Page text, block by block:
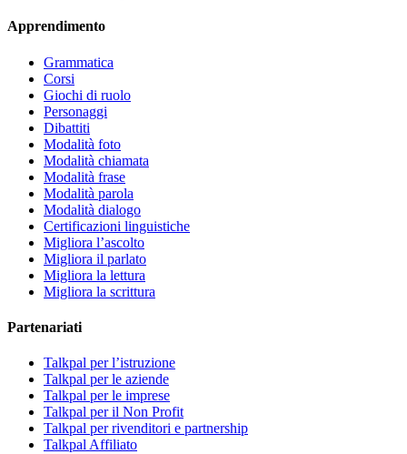
Apprendimento
Grammatica
Corsi
Giochi di ruolo
Personaggi
Dibattiti
Modalità foto
Modalità chiamata
Modalità frase
Modalità parola
Modalità dialogo
Certificazioni linguistiche
Migliora l’ascolto
Migliora il parlato
Migliora la lettura
Migliora la scrittura
Partenariati
Talkpal per l’istruzione
Talkpal per le aziende
Talkpal per le imprese
Talkpal per il Non Profit
Talkpal per rivenditori e partnership
Talkpal Affiliato